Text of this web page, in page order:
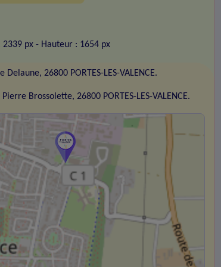
px - Hauteur : 1654 px
Delaune, 26800 PORTES-LES-VALENCE.
Brossolette, 26800 PORTES-LES-VALENCE.